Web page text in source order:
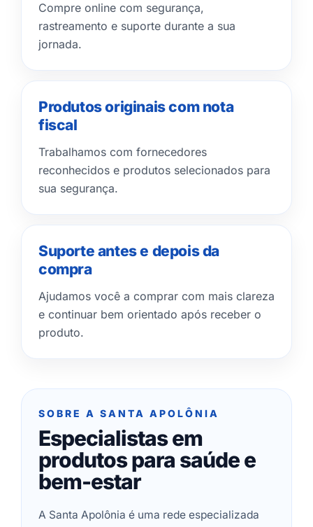
Compre online com segurança,
rastreamento e suporte durante a sua
jornada.
Produtos originais com nota
fiscal
Trabalhamos com fornecedores
reconhecidos e produtos selecionados para
sua segurança.
Suporte antes e depois da
compra
Ajudamos você a comprar com mais clareza
e continuar bem orientado após receber o
produto.
SOBRE A SANTA APOLÔNIA
Especialistas em
produtos para saúde e
bem-estar
A Santa Apolônia é uma rede especializada